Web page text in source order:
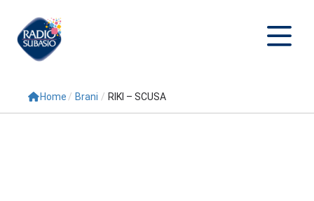
Cerca
Home / Brani / RIKI – SCUSA